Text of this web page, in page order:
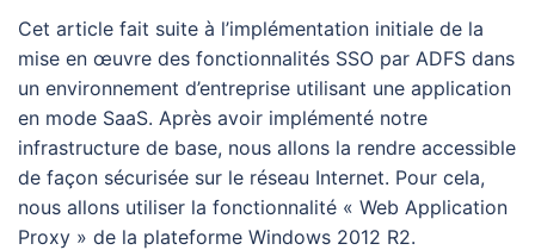
Cet article fait suite à l’implémentation initiale de la
mise en œuvre des fonctionnalités SSO par ADFS dans
un environnement d’entreprise utilisant une application
en mode SaaS. Après avoir implémenté notre
infrastructure de base, nous allons la rendre accessible
de façon sécurisée sur le réseau Internet. Pour cela,
nous allons utiliser la fonctionnalité « Web Application
Proxy » de la plateforme Windows 2012 R2.